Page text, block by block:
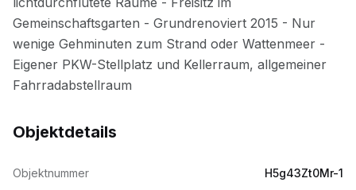
Objektdetails
Objektnummer H5g43Zt0Mr-1